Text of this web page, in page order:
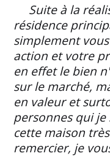
Suite à la
résidence
simplement
action et votre
en effet le bien
sur le marché,
en valeur et
personnes qui
cette maison
remercier, je